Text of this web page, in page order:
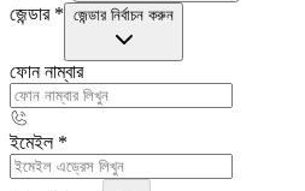
জেন্ডার * জেন্ডার নির্বাচন করুন
ফোন নাম্বার
ইমেইল *